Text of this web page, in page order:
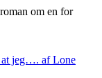
om en for